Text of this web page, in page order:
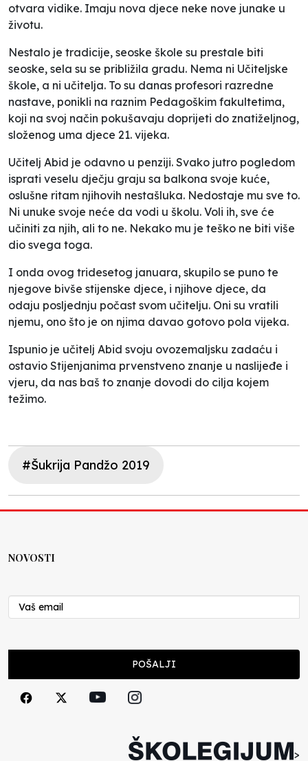
otvara vidike. Imaju nova djece neke nove junake u
životu.
Nestalo je tradicije, seoske škole su prestale biti
seoske, sela su se približila gradu. Nema ni Učiteljske
škole, a ni učitelja. To su danas profesori razredne
nastave, ponikli na raznim Pedagoškim fakultetima,
koji na svoj način pokušavaju doprijeti do znatiželjnog,
složenog uma djece 21. vijeka.
Učitelj Abid je odavno u penziji. Svako jutro pogledom
isprati veselu dječju graju sa balkona svoje kuće,
oslušne ritam njihovih nestašluka. Nedostaje mu sve to.
Ni unuke svoje neće da vodi u školu. Voli ih, sve će
učiniti za njih, ali to ne. Nekako mu je teško ne biti više
dio svega toga.
I onda ovog tridesetog januara, skupilo se puno te
njegove bivše stijenske djece, i njihove djece, da
odaju posljednju počast svom učitelju. Oni su vratili
njemu, ono što je on njima davao gotovo pola vijeka.
Ispunio je učitelj Abid svoju ovozemaljsku zadaću i
ostavio Stijenjanima prvenstveno znanje u naslijeđe i
vjeru, da nas baš to znanje dovodi do cilja kojem
težimo.
#Šukrija Pandžo 2019
NOVOSTI
POŠALJI
>